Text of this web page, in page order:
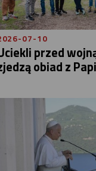
07-10
przed
obiad z